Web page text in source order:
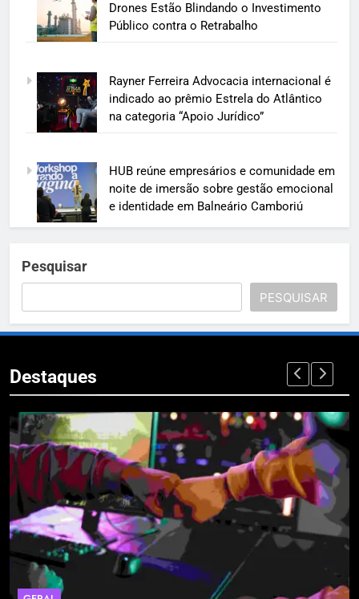
Drones Estão Blindando o Investimento
Público contra o Retrabalho
Rayner Ferreira Advocacia internacional é
indicado ao prêmio Estrela do Atlântico
na categoria “Apoio Jurídico”
HUB reúne empresários e comunidade em
noite de imersão sobre gestão emocional
e identidade em Balneário Camboriú
Pesquisar
PESQUISAR
Destaques